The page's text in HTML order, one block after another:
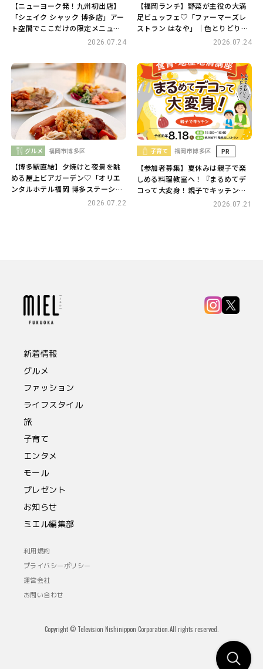
【ニューヨーク発！九州初出店】
「シェイク シャック 博多店」アー
ト空間でここだけの限定メニュー
2026.07.24
【福岡ランチ】野菜が主役の大満
足ビュッフェ♡「ファーマーズレ
ストラン はなや」｜色とりどりの
野菜料理が楽しめる人気店2026.07.24
グルメ 福岡市博多区
【博多駅直結】夕焼けと夜景を眺
める屋上ビアガーデン♡「オリエ
ンタルホテル福岡 博多ステーショ
ン」｜120分食べ放題＆飲み放題
2026.07.22
子育て 福岡市博多区 PR
【参加者募集】夏休みは親子で楽
しめる料理教室へ！『まるめてデ
コって大変身！親子でキッチン』
2026.07.21
新着情報
グルメ
ファッション
ライフスタイル
旅
子育て
エンタメ
モール
プレゼント
お知らせ
ミエル編集部
利用規約
プライバシーポリシー
運営会社
お問い合わせ
Copyright © Television Nishinippon Corporation.All rights reserved.